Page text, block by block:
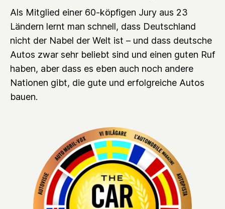
Als Mitglied einer 60-köpfigen Jury aus 23
Ländern lernt man schnell, dass Deutschland
nicht der Nabel der Welt ist – und dass deutsche
Autos zwar sehr beliebt sind und einen guten Ruf
haben, aber dass es eben auch noch andere
Nationen gibt, die gute und erfolgreiche Autos
bauen.